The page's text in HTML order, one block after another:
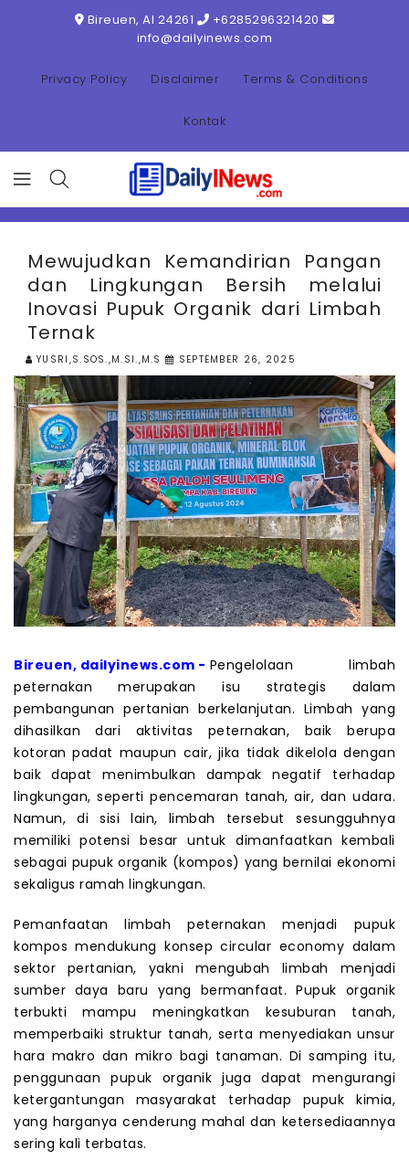
Bireuen, AI 24261
+6285296321420
info@dailyinews.com
Privacy Policy Disclaimer Terms & Conditions
Kontak
Mewujudkan Kemandirian Pangan
dan Lingkungan Bersih melalui
Inovasi Pupuk Organik dari Limbah
Ternak
YUSRI,S.SOS.,M.SI.,M.S SEPTEMBER 26, 2025
Bireuen, dailyinews.com - Pengelolaan limbah
peternakan merupakan isu strategis dalam
pembangunan pertanian berkelanjutan. Limbah yang
dihasilkan dari aktivitas peternakan, baik berupa
kotoran padat maupun cair, jika tidak dikelola dengan
baik dapat menimbulkan dampak negatif terhadap
lingkungan, seperti pencemaran tanah, air, dan udara.
Namun, di sisi lain, limbah tersebut sesungguhnya
memiliki potensi besar untuk dimanfaatkan kembali
sebagai pupuk organik (kompos) yang bernilai ekonomi
sekaligus ramah lingkungan.
Pemanfaatan limbah peternakan menjadi pupuk
kompos mendukung konsep circular economy dalam
sektor pertanian, yakni mengubah limbah menjadi
sumber daya baru yang bermanfaat. Pupuk organik
terbukti mampu meningkatkan kesuburan tanah,
memperbaiki struktur tanah, serta menyediakan unsur
hara makro dan mikro bagi tanaman. Di samping itu,
penggunaan pupuk organik juga dapat mengurangi
ketergantungan masyarakat terhadap pupuk kimia,
yang harganya cenderung mahal dan ketersediaannya
sering kali terbatas.